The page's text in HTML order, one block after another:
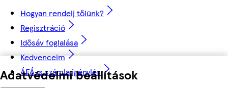
Adatvédelmi beállítások
Hogyan rendelj tőlünk?
Regisztráció
Idősáv foglalása
Kedvenceim
ÁFÁ-s számla igénylés